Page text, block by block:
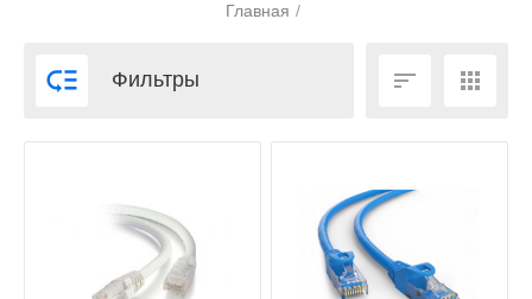
Главная /
 Фильтры  